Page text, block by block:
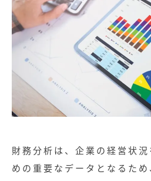
財務分析は、企業の経営状
めの重要なデータとなるた